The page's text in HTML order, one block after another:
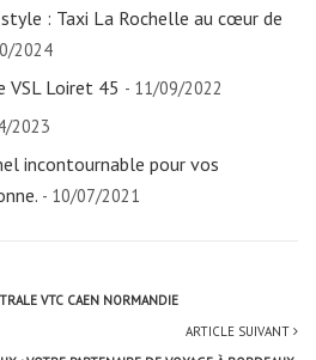
: Taxi La Rochelle au cœur de
2024
VSL Loiret 45 - 11/09/2022
2023
incontournable pour vos
- 10/07/2021
VTC CAEN NORMANDIE
ARTICLE SUIVANT